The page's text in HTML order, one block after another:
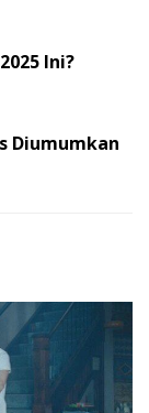
Ini?
Diumumkan